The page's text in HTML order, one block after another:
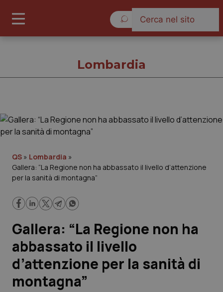
Governo e Parlamento
Regioni e Asl
Lavoro e Professioni
Scienza e Farmaci
Studi e Analisi
Lombardia
QS » Lombardia »
Gallera: “La Regione non ha abbassato il livello d’attenzione
per la sanità di montagna”
Gallera: “La Regione non ha
abbassato il livello
d’attenzione per la sanità di
montagna”